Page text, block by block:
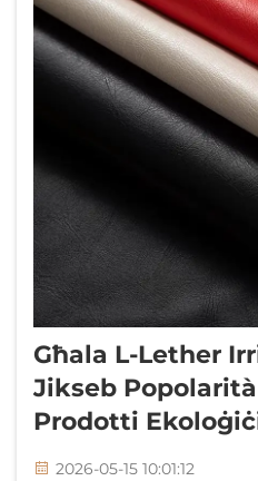
Għala L-Lether
Jikseb
Prodotti
2026-05-15 10:01:12